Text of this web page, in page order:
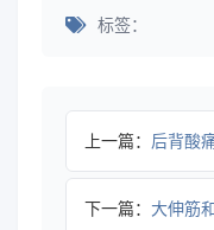
标签：
上一篇： 后背酸痛
下一篇： 大伸筋和